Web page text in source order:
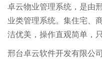
卓云物业管理系统，是由
业类管理系统。集住宅、
洁优美，操作直观简单，
邢台卓云软件开发有限公